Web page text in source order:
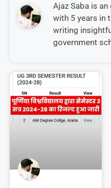
Ajaz Saba is
with 5 years in
writing
government